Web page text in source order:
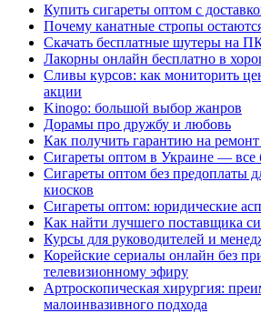
Купить сигареты оптом с
Почему канатные стропы
Скачать бесплатные шутеры на
Лакорны онлайн бесплатно в
Сливы курсов: как мониторить
акции
Kinogo: большой выбор жанров
Дорамы про дружбу и любовь
Как получить гарантию на ремонт
Сигареты оптом в Украине — все
Сигареты оптом без предоплаты
киосков
Сигареты оптом: юридические
Как найти лучшего поставщика
Курсы для руководителей и
Корейские сериалы онлайн без
телевизионному эфиру
Артроскопическая хирургия:
малоинвазивного подхода